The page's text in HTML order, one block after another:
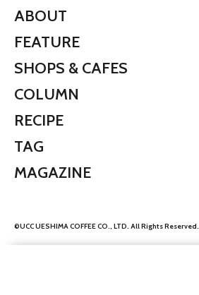
ABOUT
FEATURE
SHOPS & CAFES
COLUMN
RECIPE
TAG
MAGAZINE
©UCC UESHIMA COFFEE CO., LTD. All Rights Reserved.